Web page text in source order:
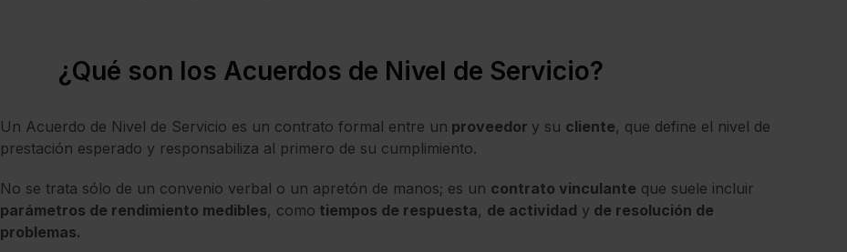
¿Qué son los Acuerdos de Nivel de Servicio?
Un Acuerdo de Nivel de Servicio es un contrato formal entre un proveedor y su cliente, que define el nivel de
prestación esperado y responsabiliza al primero de su cumplimiento.
No se trata sólo de un convenio verbal o un apretón de manos; es un contrato vinculante que suele incluir
parámetros de rendimiento medibles, como tiempos de respuesta, de actividad y de resolución de
problemas.